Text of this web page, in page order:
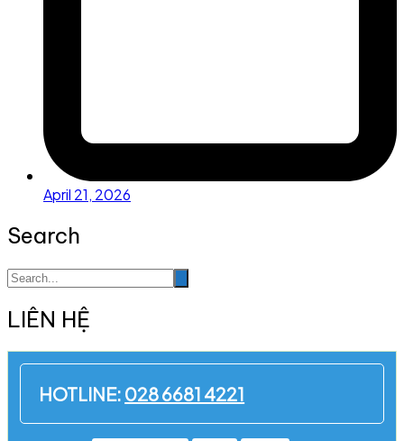
April 21, 2026
Search
LIÊN HỆ
HOTLINE: 028 6681 4221